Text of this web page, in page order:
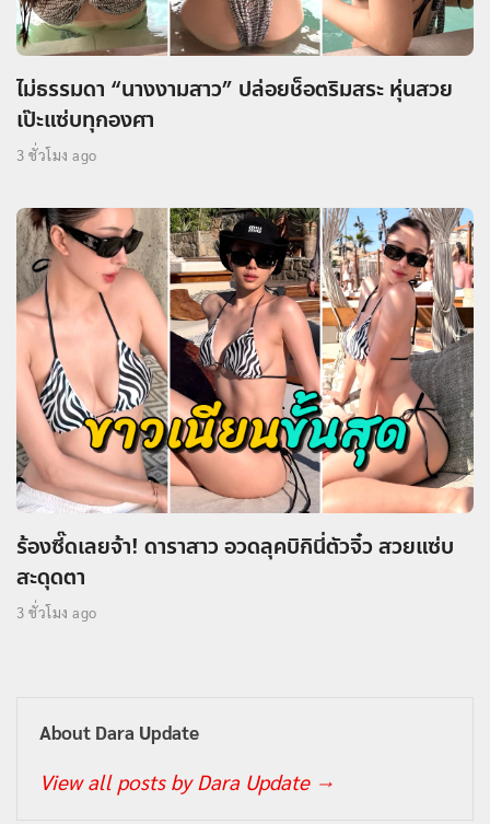
ไม่ธรรมดา “นางงามสาว” ปล่อยช็อตริมสระ หุ่นสวย
เป๊ะแซ่บทุกองศา
3 ชั่วโมง ago
ร้องซี๊ดเลยจ้า! ดาราสาว อวดลุคบิกินี่ตัวจิ๋ว สวยแซ่บ
สะดุดตา
3 ชั่วโมง ago
About Dara Update
View all posts by Dara Update →